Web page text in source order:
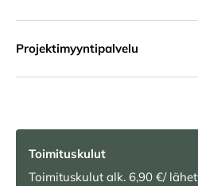
Projektimyyntipalvelu
Toimituskulut
Toimituskulut alk. 6,90 €/